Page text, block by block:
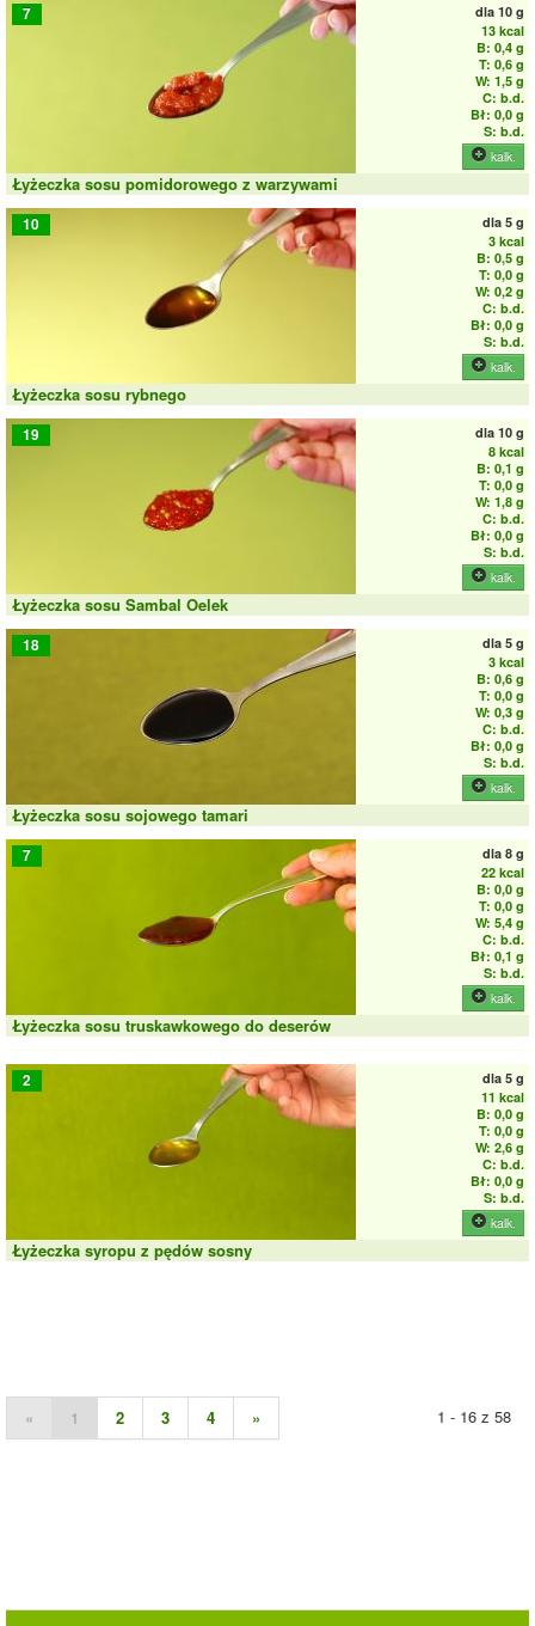
7 dla 10 g
13 kcal
B: 0,4 g
T: 0,6 g
W: 1,5 g
C: b.d.
Bł: 0,0 g
S: b.d.
kalk.
Łyżeczka sosu pomidorowego z warzywami
10 dla 5 g
3 kcal
B: 0,5 g
T: 0,0 g
W: 0,2 g
C: b.d.
Bł: 0,0 g
S: b.d.
kalk.
Łyżeczka sosu rybnego
19 dla 10 g
8 kcal
B: 0,1 g
T: 0,0 g
W: 1,8 g
C: b.d.
Bł: 0,0 g
S: b.d.
kalk.
Łyżeczka sosu Sambal Oelek
18 dla 5 g
3 kcal
B: 0,6 g
T: 0,0 g
W: 0,3 g
C: b.d.
Bł: 0,0 g
S: b.d.
kalk.
Łyżeczka sosu sojowego tamari
7 dla 8 g
22 kcal
B: 0,0 g
T: 0,0 g
W: 5,4 g
C: b.d.
Bł: 0,1 g
S: b.d.
kalk.
Łyżeczka sosu truskawkowego do deserów
2 dla 5 g
11 kcal
B: 0,0 g
T: 0,0 g
W: 2,6 g
C: b.d.
Bł: 0,0 g
S: b.d.
kalk.
Łyżeczka syropu z pędów sosny
« 1 2 3 4 » 1 - 16 z 58